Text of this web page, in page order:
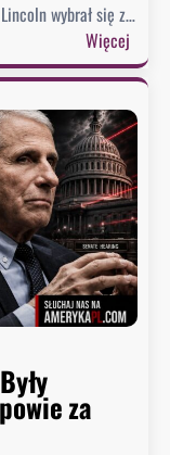
n
ę
ł
o
n
a
j
n
i
ż
s
wybrał się z…
Więcej:
C
p
e
z
y
d
e
n
t
za